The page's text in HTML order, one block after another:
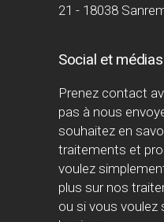
21 - 18038
Social et médias
Prenez contact
pas à nous
souhaitez en
traitements et
voulez
plus sur nos
ou si vous voulez